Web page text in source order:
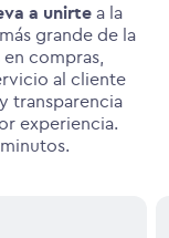
a unirte a la
grande de la
compras,
al cliente
transparencia
experiencia.